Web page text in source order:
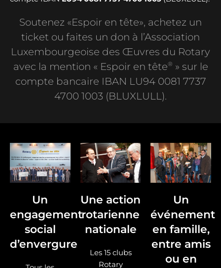
Soutenez «Espoir en tête», achetez un
ticket ou faites un don à l’Association
Luxembourgeoise des Œuvres du Rotary
avec la mention « Espoir en tête® » sur le
compte bancaire IBAN LU94 0081 7737
4700 1003 (BLUXLULL).
Un
engagement
social
d’envergure
Une action
rotarienne
nationale
Les 15 clubs
Rotary
Un
événement
en famille,
entre amis
ou en